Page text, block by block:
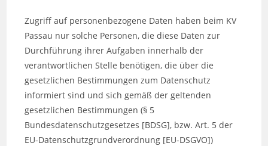
Zugriff auf personenbezogene Daten haben beim KV
Passau nur solche Personen, die diese Daten zur
Durchführung ihrer Aufgaben innerhalb der
verantwortlichen Stelle benötigen, die über die
gesetzlichen Bestimmungen zum Datenschutz
informiert sind und sich gemäß der geltenden
gesetzlichen Bestimmungen (§ 5
Bundesdatenschutzgesetzes [BDSG], bzw. Art. 5 der
EU-Datenschutzgrundverordnung [EU-DSGVO])